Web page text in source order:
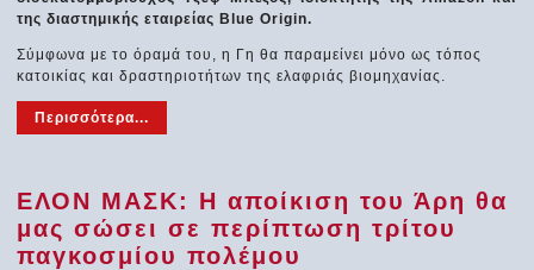
της διαστημικής εταιρείας Blue Origin.
Σύμφωνα με το όραμά του, η Γη θα παραμείνει μόνο ως τόπος
κατοικίας και δραστηριοτήτων της ελαφριάς βιομηχανίας.
Περισσότερα...
ΕΛΟΝ ΜΑΣΚ: Η αποίκιση του Άρη θα
μας σώσει σε περίπτωση τρίτου
παγκοσμίου πολέμου